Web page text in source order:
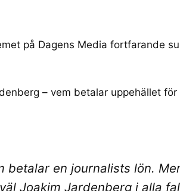
på Dagens Media fortfarande
– vem betalar uppehället för
betalar en journalists lön.
Joakim Jardenberg i alla